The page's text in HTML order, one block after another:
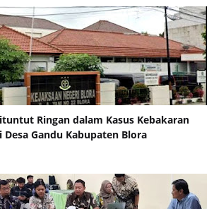
Ringan dalam Kasus Kebakaran
Gandu Kabupaten Blora